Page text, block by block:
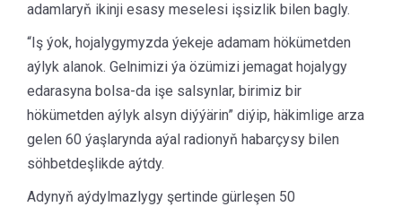
adamlaryň ikinji esasy meselesi işsizlik bilen bagly.
“Iş ýok, hojalygymyzda ýekeje adamam hökümetden
aýlyk alanok. Gelnimizi ýa özümizi jemagat hojalygy
edarasyna bolsa-da işe salsynlar, birimiz bir
hökümetden aýlyk alsyn diýýärin” diýip, häkimlige arza
gelen 60 ýaşlarynda aýal radionyň habarçysy bilen
söhbetdeşlikde aýtdy.
Adynyň aýdylmazlygy şertinde gürleşen 50